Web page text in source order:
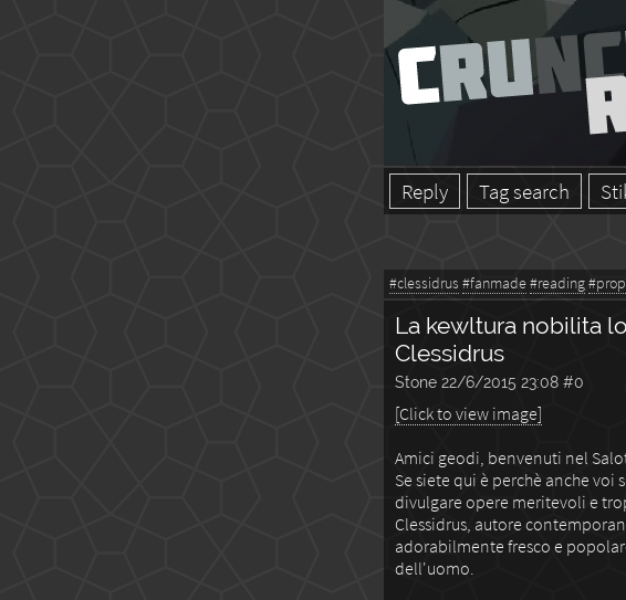
Reply Tag search
#clessidrus #fanmade#reading
La kewltura nobilita
Clessidrus
Stone 22/6/2015 23:08 #0
[Click to view image]
Amici geodi, benvenuti nel
Se siete qui è perchè anche
divulgare opere meritevoli e
Clessidrus, autore
adorabilmente fresco e
dell'uomo.